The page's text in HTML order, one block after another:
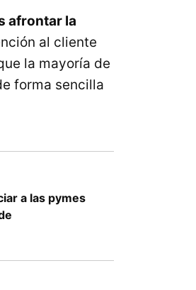
afrontar la
al cliente
la mayoría de
forma sencilla
a las pymes